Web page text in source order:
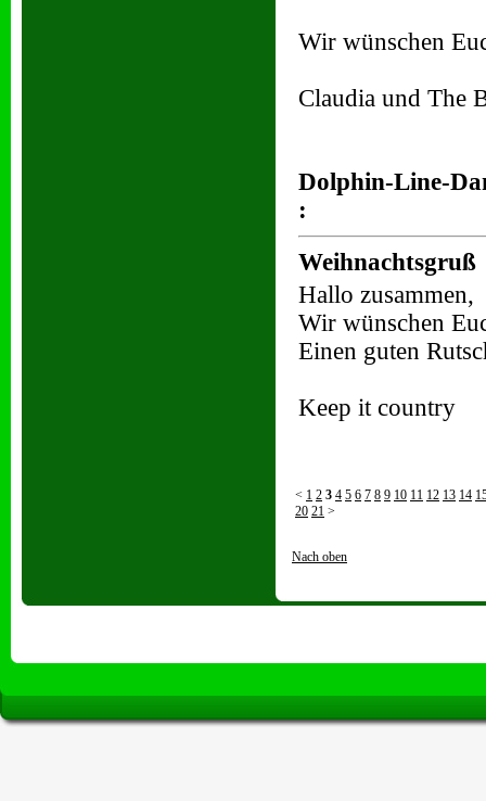
Wir wünschen
Claudia und The
Dolphin-Line-
:
Weihnachtsgruß
Hallo zusammen,
Wir wünschen
Einen guten
Keep it country
< 1 2 3 4 5 6 7 8 9 10 11 12 13 14
20 21 >
Nach oben